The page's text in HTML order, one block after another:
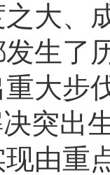
大、
生了
大步
突出
由重